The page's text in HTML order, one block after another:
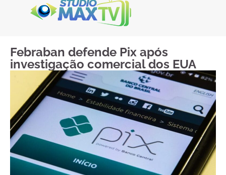
Febraban defende Pix após
investigação comercial dos EUA